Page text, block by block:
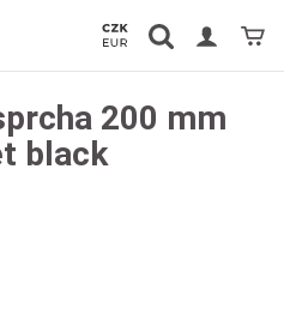
Vyhledávání Košík
200 mm
black